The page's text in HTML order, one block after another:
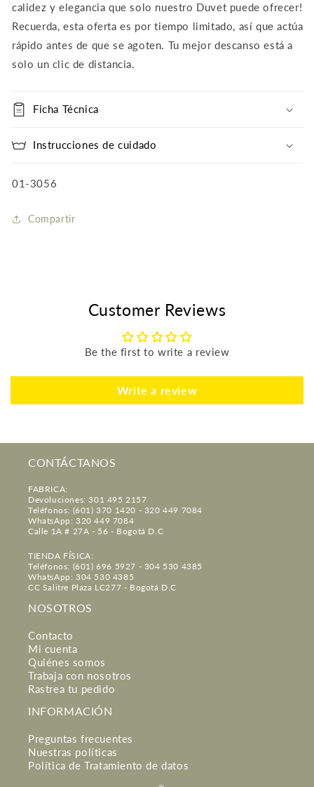
calidez y elegancia que solo nuestro Duvet puede ofrecer!
Recuerda, esta oferta es por tiempo limitado, así que actúa
rápido antes de que se agoten. Tu mejor descanso está a
solo un clic de distancia.
Ficha Técnica
Instrucciones de cuidado
SKU:
01-3056
Compartir
Customer Reviews
Be the first to write a review
Write a review
CONTÁCTANOS
FABRICA:
Devoluciones: 301 495 2157
Teléfonos: (601) 370 1420 - 320 449 7084
WhatsApp: 320 449 7084
Calle 1A # 27A - 56 - Bogotá D.C
TIENDA FÍSICA:
Teléfonos: (601) 696 5927 - 304 530 4385
WhatsApp: 304 530 4385
CC Salitre Plaza LC277 - Bogotá D.C
NOSOTROS
Contacto
Mi cuenta
Quiénes somos
Trabaja con nosotros
Rastrea tu pedido
INFORMACIÓN
Preguntas frecuentes
Nuestras políticas
Política de Tratamiento de datos